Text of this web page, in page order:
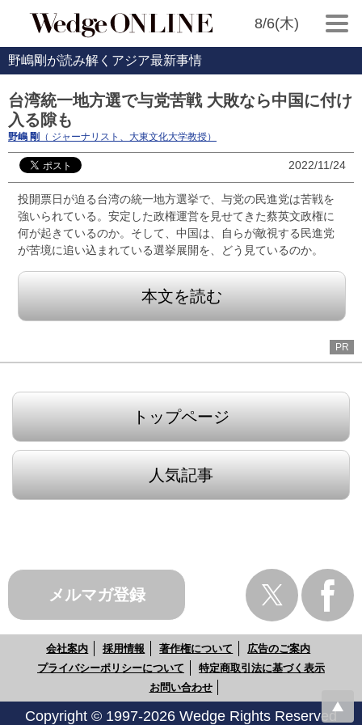
8/6(木)
野嶋剛が読み解くアジア最新事情
台湾統一地方選で与党苦戦 大敗なら中国に付け
入る隙も
野嶋 剛 （ ジャーナリスト、大東文化大学教授）
2022/11/24
投開票日が迫る台湾の統一地方選挙で、与党の民進党は苦戦を
強いられている。安定した政権運営を見せてきた蔡英文政権に
何が起きているのか。そして、中国は、自らが敵視する民進党
が苦境に追い込まれている選挙展開を、どう見ているのか。
本文を読む
PR
トップページ
人気記事
メルマガ登録
会社案内 採用情報 著作権について
広告のご案内
プライバシーポリシーについて
特定商取引法に基づく表示
お問い合わせ
Copyright © 1997-2026 Wedge Rights Reserved